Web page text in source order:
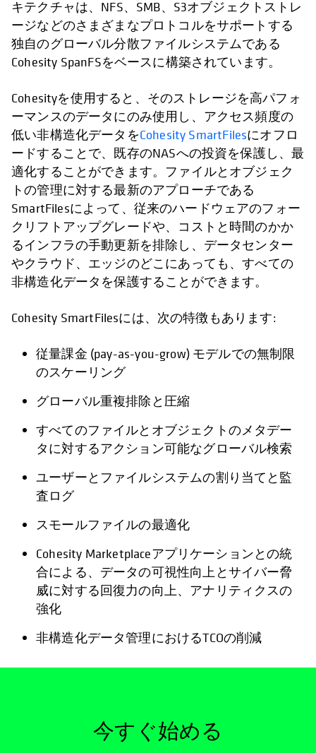
キテクチャは、NFS、SMB、S3オブジェクトストレ
ージなどのさまざまなプロトコルをサポートする
独自のグローバル分散ファイルシステムである
Cohesity SpanFSをベースに構築されています。
Cohesityを使用すると、そのストレージを高パフォ
ーマンスのデータにのみ使用し、アクセス頻度の
低い非構造化データをCohesity SmartFilesにオフロ
ードすることで、既存のNASへの投資を保護し、最
適化することができます。ファイルとオブジェク
トの管理に対する最新のアプローチである
SmartFilesによって、従来のハードウェアのフォー
クリフトアップグレードや、コストと時間のかか
るインフラの手動更新を排除し、データセンター
やクラウド、エッジのどこにあっても、すべての
非構造化データを保護することができます。
Cohesity SmartFilesには、次の特徴もあります:
従量課金 (pay-as-you-grow) モデルでの無制限
のスケーリング
グローバル重複排除と圧縮
すべてのファイルとオブジェクトのメタデー
タに対するアクション可能なグローバル検索
ユーザーとファイルシステムの割り当てと監
査ログ
スモールファイルの最適化
Cohesity Marketplaceアプリケーションとの統
合による、データの可視性向上とサイバー脅
威に対する回復力の向上、アナリティクスの
強化
非構造化データ管理におけるTCOの削減
今すぐ始める